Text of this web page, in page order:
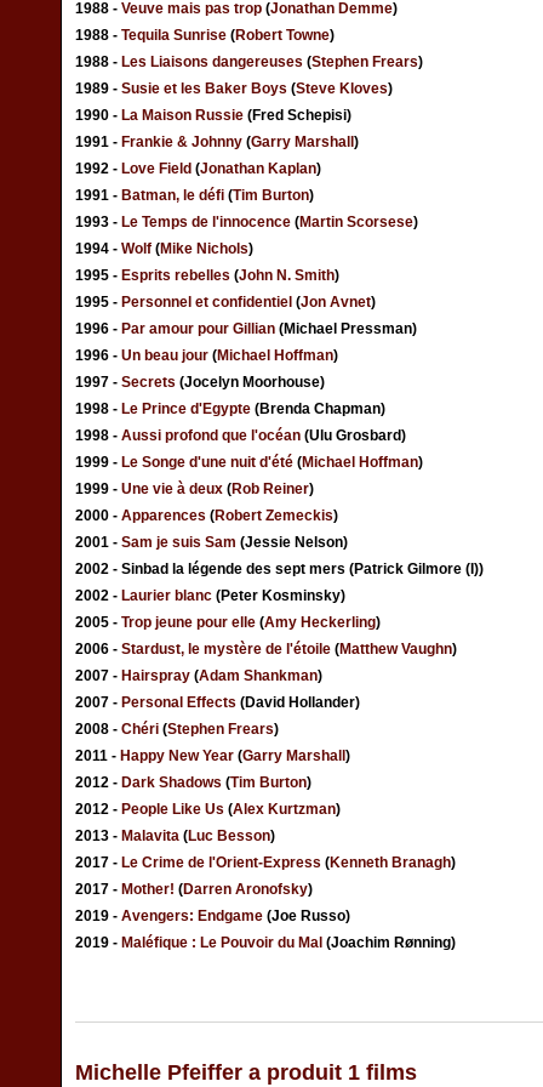
1988 - Veuve mais pas trop (Jonathan Demme)
1988 - Tequila Sunrise (Robert Towne)
1988 - Les Liaisons dangereuses (Stephen Frears)
1989 - Susie et les Baker Boys (Steve Kloves)
1990 - La Maison Russie (Fred Schepisi)
1991 - Frankie & Johnny (Garry Marshall)
1992 - Love Field (Jonathan Kaplan)
1991 - Batman, le défi (Tim Burton)
1993 - Le Temps de l'innocence (Martin Scorsese)
1994 - Wolf (Mike Nichols)
1995 - Esprits rebelles (John N. Smith)
1995 - Personnel et confidentiel (Jon Avnet)
1996 - Par amour pour Gillian (Michael Pressman)
1996 - Un beau jour (Michael Hoffman)
1997 - Secrets (Jocelyn Moorhouse)
1998 - Le Prince d'Egypte (Brenda Chapman)
1998 - Aussi profond que l'océan (Ulu Grosbard)
1999 - Le Songe d'une nuit d'été (Michael Hoffman)
1999 - Une vie à deux (Rob Reiner)
2000 - Apparences (Robert Zemeckis)
2001 - Sam je suis Sam (Jessie Nelson)
2002 - Sinbad la légende des sept mers (Patrick Gilmore (I))
2002 - Laurier blanc (Peter Kosminsky)
2005 - Trop jeune pour elle (Amy Heckerling)
2006 - Stardust, le mystère de l'étoile (Matthew Vaughn)
2007 - Hairspray (Adam Shankman)
2007 - Personal Effects (David Hollander)
2008 - Chéri (Stephen Frears)
2011 - Happy New Year (Garry Marshall)
2012 - Dark Shadows (Tim Burton)
2012 - People Like Us (Alex Kurtzman)
2013 - Malavita (Luc Besson)
2017 - Le Crime de l'Orient-Express (Kenneth Branagh)
2017 - Mother! (Darren Aronofsky)
2019 - Avengers: Endgame (Joe Russo)
2019 - Maléfique : Le Pouvoir du Mal (Joachim Rønning)
Michelle Pfeiffer a produit 1 films